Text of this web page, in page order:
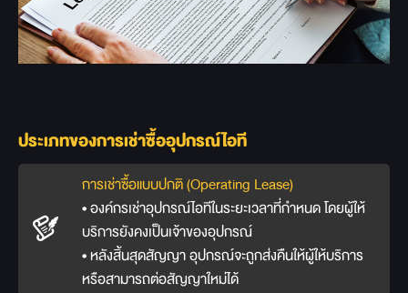
ประเภทของการเช่าซื้ออุปกรณ์ไอที
การเช่าซื้อแบบปกติ (Operating Lease)
• องค์กรเช่าอุปกรณ์ไอทีในระยะเวลาที่กำหนด โดยผู้ให้
บริการยังคงเป็นเจ้าของอุปกรณ์
• หลังสิ้นสุดสัญญา อุปกรณ์จะถูกส่งคืนให้ผู้ให้บริการ
หรือสามารถต่อสัญญาใหม่ได้